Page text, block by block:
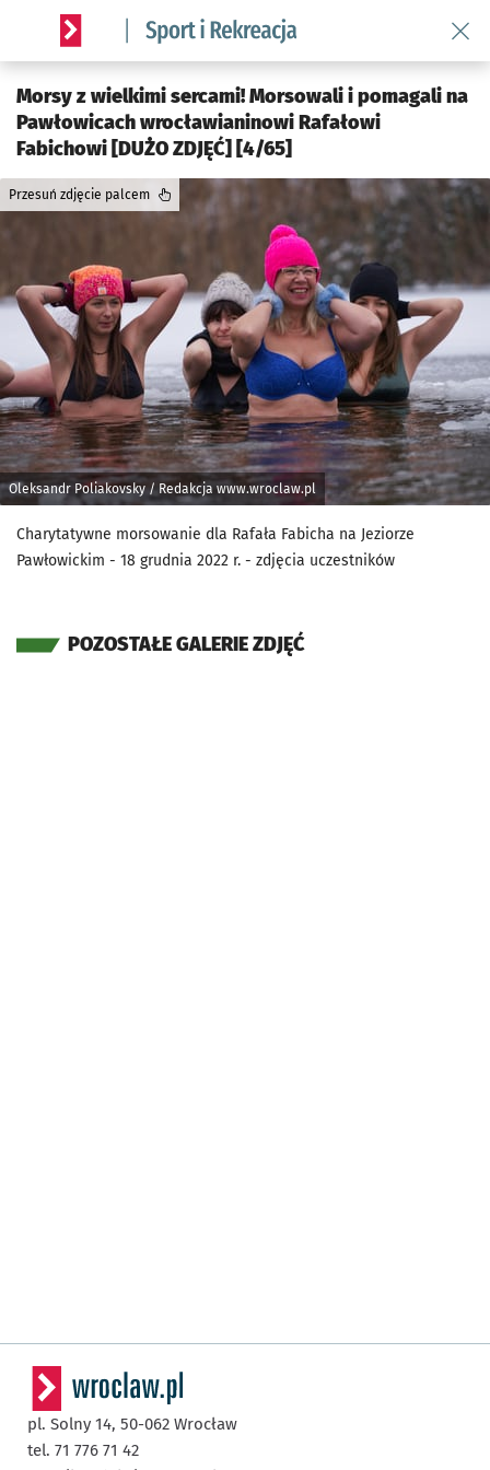
Serwis informacyjny wroclaw.pl podserwis: Sport i rekreacja
Morsy z wielkimi sercami! Morsowali i pomagali na
Pawłowicach wrocławianinowi Rafałowi
Fabichowi [DUŻO ZDJĘĆ] [4/65]
Oleksandr Poliakovsky / Redakcja www.wroclaw.pl
Przesuń zdjęcie palcem
Charytatywne morsowanie dla Rafała Fabicha na Jeziorze
Pawłowickim - 18 grudnia 2022 r. - zdjęcia uczestników
POZOSTAŁE GALERIE ZDJĘĆ
pl. Solny 14, 50-062 Wrocław
tel. 71 776 71 42